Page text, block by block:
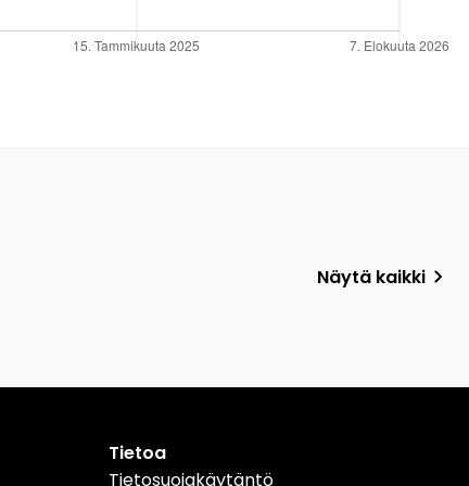
Näytä kaikki
Tietoa
Tietosuojakäytäntö